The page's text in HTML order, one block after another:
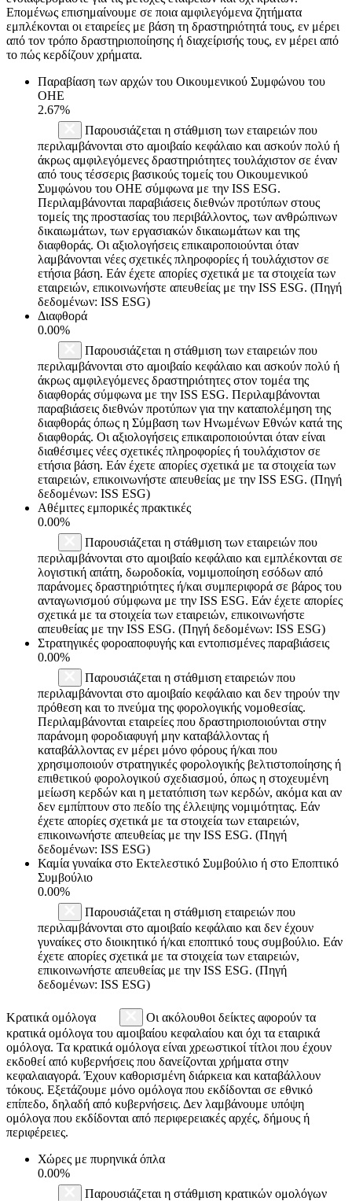
Επομένως επισημαίνουμε σε ποια αμφιλεγόμενα ζητήματα
εμπλέκονται οι εταιρείες με βάση τη δραστηριότητά τους, εν μέρει
από τον τρόπο δραστηριοποίησης ή διαχείρισής τους, εν μέρει από
το πώς κερδίζουν χρήματα.
Παραβίαση των αρχών του Οικουμενικού Συμφώνου του
ΟΗΕ
2.67%
Παρουσιάζεται η στάθμιση των εταιρειών που
περιλαμβάνονται στο αμοιβαίο κεφάλαιο και ασκούν πολύ ή
άκρως αμφιλεγόμενες δραστηριότητες τουλάχιστον σε έναν
από τους τέσσερις βασικούς τομείς του Οικουμενικού
Συμφώνου του ΟΗΕ σύμφωνα με την ISS ESG.
Περιλαμβάνονται παραβιάσεις διεθνών προτύπων στους
τομείς της προστασίας του περιβάλλοντος, των ανθρώπινων
δικαιωμάτων, των εργασιακών δικαιωμάτων και της
διαφθοράς. Οι αξιολογήσεις επικαιροποιούνται όταν
λαμβάνονται νέες σχετικές πληροφορίες ή τουλάχιστον σε
ετήσια βάση. Εάν έχετε απορίες σχετικά με τα στοιχεία των
εταιρειών, επικοινωνήστε απευθείας με την ISS ESG. (Πηγή
δεδομένων: ISS ESG)
Διαφθορά
0.00%
Παρουσιάζεται η στάθμιση των εταιρειών που
περιλαμβάνονται στο αμοιβαίο κεφάλαιο και ασκούν πολύ ή
άκρως αμφιλεγόμενες δραστηριότητες στον τομέα της
διαφθοράς σύμφωνα με την ISS ESG. Περιλαμβάνονται
παραβιάσεις διεθνών προτύπων για την καταπολέμηση της
διαφθοράς όπως η Σύμβαση των Ηνωμένων Εθνών κατά της
διαφθοράς. Οι αξιολογήσεις επικαιροποιούνται όταν είναι
διαθέσιμες νέες σχετικές πληροφορίες ή τουλάχιστον σε
ετήσια βάση. Εάν έχετε απορίες σχετικά με τα στοιχεία των
εταιρειών, επικοινωνήστε απευθείας με την ISS ESG. (Πηγή
δεδομένων: ISS ESG)
Αθέμιτες εμπορικές πρακτικές
0.00%
Παρουσιάζεται η στάθμιση των εταιρειών που
περιλαμβάνονται στο αμοιβαίο κεφάλαιο και εμπλέκονται σε
λογιστική απάτη, δωροδοκία, νομιμοποίηση εσόδων από
παράνομες δραστηριότητες ή/και συμπεριφορά σε βάρος του
ανταγωνισμού σύμφωνα με την ISS ESG. Εάν έχετε απορίες
σχετικά με τα στοιχεία των εταιρειών, επικοινωνήστε
απευθείας με την ISS ESG. (Πηγή δεδομένων: ISS ESG)
Στρατηγικές φοροαποφυγής και εντοπισμένες παραβιάσεις
0.00%
Παρουσιάζεται η στάθμιση εταιρειών που
περιλαμβάνονται στο αμοιβαίο κεφάλαιο και δεν τηρούν την
πρόθεση και το πνεύμα της φορολογικής νομοθεσίας.
Περιλαμβάνονται εταιρείες που δραστηριοποιούνται στην
παράνομη φοροδιαφυγή μην καταβάλλοντας ή
καταβάλλοντας εν μέρει μόνο φόρους ή/και που
χρησιμοποιούν στρατηγικές φορολογικής βελτιστοποίησης ή
επιθετικού φορολογικού σχεδιασμού, όπως η στοχευμένη
μείωση κερδών και η μετατόπιση των κερδών, ακόμα και αν
δεν εμπίπτουν στο πεδίο της έλλειψης νομιμότητας. Εάν
έχετε απορίες σχετικά με τα στοιχεία των εταιρειών,
επικοινωνήστε απευθείας με την ISS ESG. (Πηγή
δεδομένων: ISS ESG)
Καμία γυναίκα στο Εκτελεστικό Συμβούλιο ή στο Εποπτικό
Συμβούλιο
0.00%
Παρουσιάζεται η στάθμιση εταιρειών που
περιλαμβάνονται στο αμοιβαίο κεφάλαιο και δεν έχουν
γυναίκες στο διοικητικό ή/και εποπτικό τους συμβούλιο. Εάν
έχετε απορίες σχετικά με τα στοιχεία των εταιρειών,
επικοινωνήστε απευθείας με την ISS ESG. (Πηγή
δεδομένων: ISS ESG)
Κρατικά ομόλογα
Οι ακόλουθοι δείκτες αφορούν τα
κρατικά ομόλογα του αμοιβαίου κεφαλαίου και όχι τα εταιρικά
ομόλογα. Τα κρατικά ομόλογα είναι χρεωστικοί τίτλοι που έχουν
εκδοθεί από κυβερνήσεις που δανείζονται χρήματα στην
κεφαλαιαγορά. Έχουν καθορισμένη διάρκεια και καταβάλλουν
τόκους. Εξετάζουμε μόνο ομόλογα που εκδίδονται σε εθνικό
επίπεδο, δηλαδή από κυβερνήσεις. Δεν λαμβάνουμε υπόψη
ομόλογα που εκδίδονται από περιφερειακές αρχές, δήμους ή
περιφέρειες.
Χώρες με πυρηνικά όπλα
0.00%
Παρουσιάζεται η στάθμιση κρατικών ομολόγων